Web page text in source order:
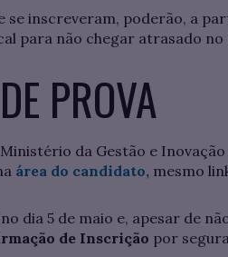
se inscreveram, poderão, a
para não chegar atrasado no
PROVA
da Gestão e
área do candidato, mesmo
dia 5 de maio e, apesar de
de Inscrição por